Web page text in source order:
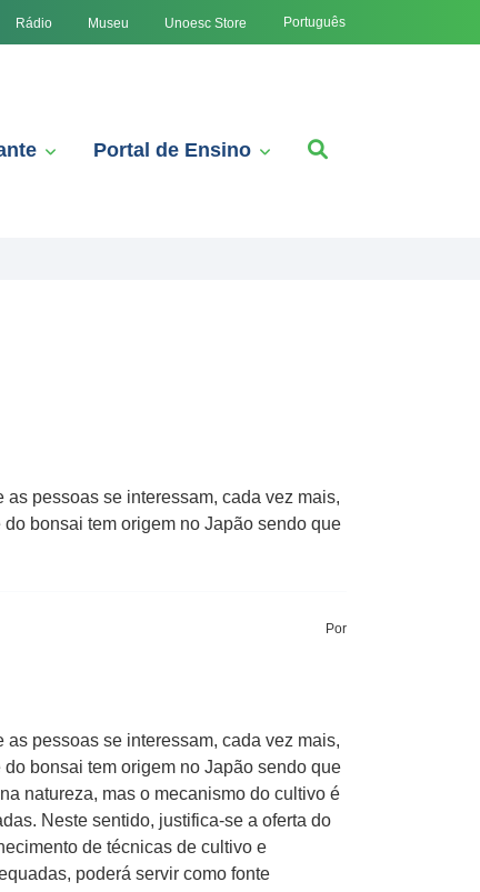
Rádio Museu Unoesc Store Português
Portal de Ensino
pessoas se interessam, cada vez mais,
bonsai tem origem no Japão sendo que
Por
pessoas se interessam, cada vez mais,
bonsai tem origem no Japão sendo que
natureza, mas o mecanismo do cultivo é
Neste sentido, justifica-se a oferta do
de técnicas de cultivo e
poderá servir como fonte